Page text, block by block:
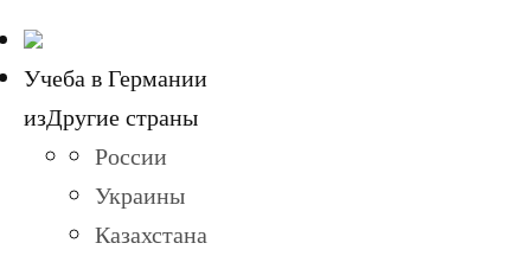
Учеба в Германии
изДругие страны
России
Украины
Казахстана